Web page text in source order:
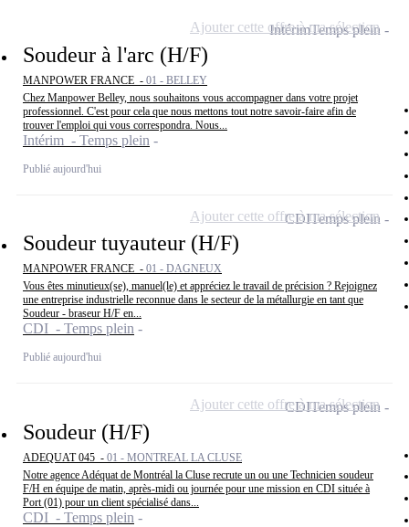
Soudeur à l'arc (H/F)
MANPOWER FRANCE - 01 - BELLEY
Chez Manpower Belley, nous souhaitons vous accompagner dans votre projet
professionnel. C'est pour cela que nous mettons tout notre savoir-faire afin de
trouver l'emploi qui vous correspondra. Nous...
Intérim - Temps plein
Publié aujourd'hui
IntérimTemps plein
Ajouter cette offre à ma sélection
Soudeur tuyauteur (H/F)
MANPOWER FRANCE - 01 - DAGNEUX
Vous êtes minutieux(se), manuel(le) et appréciez le travail de précision ? Rejoignez
une entreprise industrielle reconnue dans le secteur de la métallurgie en tant que
Soudeur - braseur H/F en...
CDI - Temps plein
Publié aujourd'hui
CDITemps plein
Ajouter cette offre à ma sélection
Soudeur (H/F)
ADEQUAT 045 - 01 - MONTREAL LA CLUSE
Notre agence Adéquat de Montréal la Cluse recrute un ou une Technicien soudeur
F/H en équipe de matin, après-midi ou journée pour une mission en CDI située à
Port (01) pour un client spécialisé dans...
CDI - Temps plein
CDITemps plein
Ajouter cette offre à ma sélection